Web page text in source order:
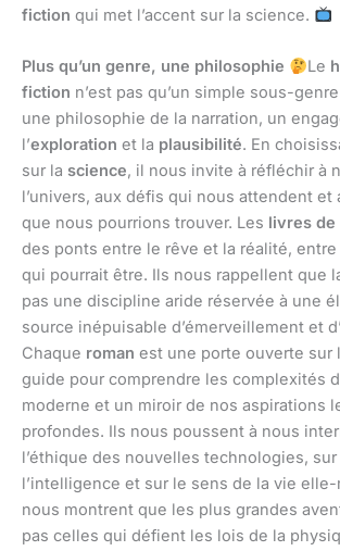
fiction qui met l’accent sur la science.
Plus qu’un genre, une philosophie Le
fiction n’est pas qu’un simple sous-
une philosophie de la narration, un
l’exploration et la plausibilité. En
sur la science, il nous invite à réfléchir à
l’univers, aux défis qui nous attendent et
que nous pourrions trouver. Les livres de
des ponts entre le rêve et la réalité,
qui pourrait être. Ils nous rappellent que
pas une discipline aride réservée à une
source inépuisable d’émerveillement et
Chaque roman est une porte ouverte sur
guide pour comprendre les complexités
moderne et un miroir de nos aspirations
profondes. Ils nous poussent à nous
l’éthique des nouvelles technologies,
l’intelligence et sur le sens de la vie elle-
nous montrent que les plus grandes
pas celles qui défient les lois de la